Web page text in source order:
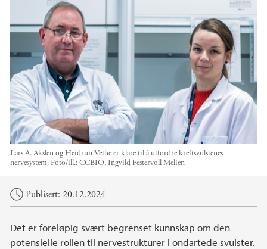
Lars A. Akslen og Heidrun Vethe er klare til å utfordre kreftsvulstenes
nervesystem. Foto/ill.:CCBIO, Ingvild Festervoll Melien
Hovedinnhold
Publisert: 20.12.2024
Det er foreløpig svært begrenset kunnskap om den
potensielle rollen til nervestrukturer i ondartede svulster.